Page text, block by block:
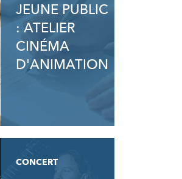
JEUNE PUBLIC
: ATELIER
CINÉMA
D'ANIMATION
CONCERT